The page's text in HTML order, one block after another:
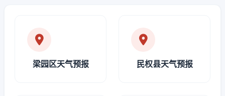
梁园区天气预报 民权县天气预报